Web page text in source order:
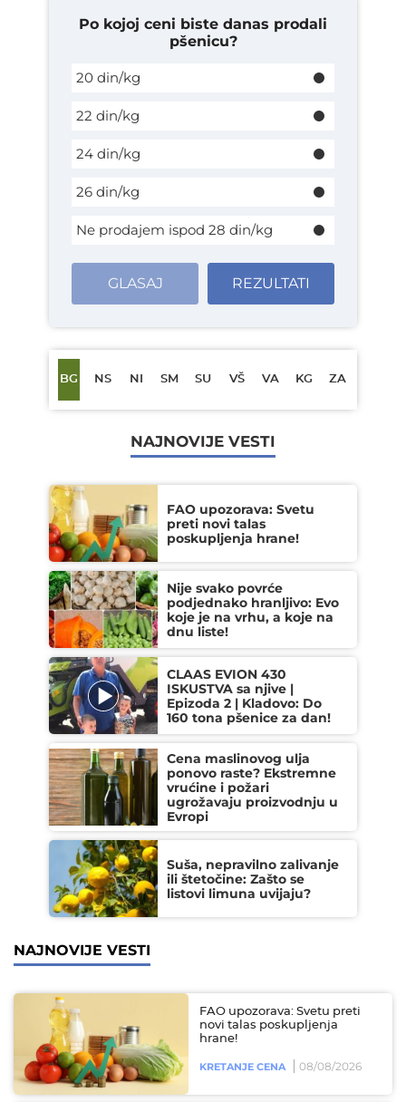
Po kojoj ceni biste danas prodali
pšenicu?
20 din/kg
22 din/kg
24 din/kg
26 din/kg
Ne prodajem ispod 28 din/kg
GLASAJ REZULTATI
BG NS NI SM SU VŠ VA KG ZA
NAJNOVIJE VESTI
FAO upozorava: Svetu
preti novi talas
poskupljenja hrane!
Nije svako povrće
podjednako hranljivo: Evo
koje je na vrhu, a koje na
dnu liste!
CLAAS EVION 430
ISKUSTVA sa njive |
Epizoda 2 | Kladovo: Do
160 tona pšenice za dan!
Cena maslinovog ulja
ponovo raste? Ekstremne
vrućine i požari
ugrožavaju proizvodnju u
Evropi
Suša, nepravilno zalivanje
ili štetočine: Zašto se
listovi limuna uvijaju?
NAJNOVIJE VESTI
FAO upozorava: Svetu preti
novi talas poskupljenja
hrane!
KRETANJE CENA 08/08/2026